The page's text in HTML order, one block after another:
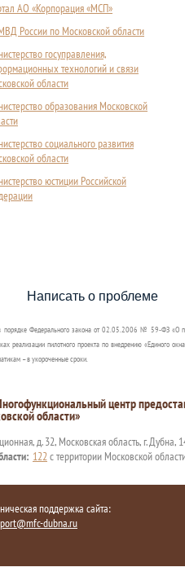
АО «Корпорация «МСП»
России по Московской области
госуправления,
технологий и связи
области
образования Московской
социального развития
области
юстиции Российской
выплаты или
Написать о проблеме
Федерального закона от 02.05.2006 № 59-ФЗ «О
реализации пилотного проекта по внедрению «Единого
– в укороченные сроки.
центр
области»
д. 32, Московская область, г. Дубна,
122с территории Московской
поддержка сайта:
dubna.ru